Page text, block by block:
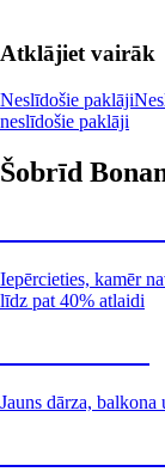
Atklājiet vairāk
Neslīdošie paklāji
neslīdošie paklāji
Šobrīd
Iepērcieties, kamēr
līdz pat 40% atlaidi
Jauns dārza,